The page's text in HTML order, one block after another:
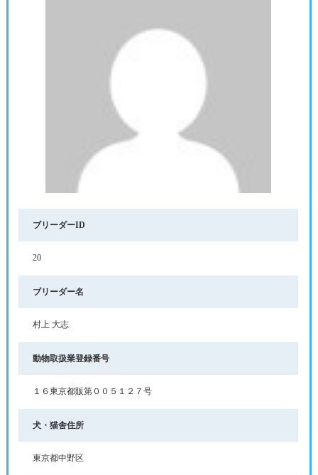
ブリーダーID
20
ブリーダー名
村上 大志
動物取扱業登録番号
１６東京都販第００５１２７号
犬・猫舎住所
東京都中野区